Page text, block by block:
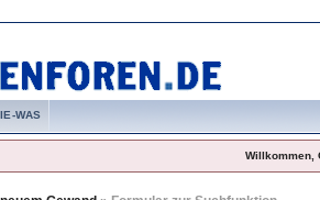
WAS
Willkommen,